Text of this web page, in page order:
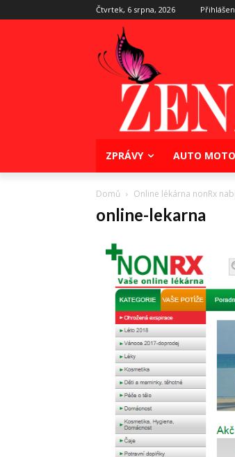
Čtvrtek, 6 srpna, 2026
ZPRÁVY AUTO MOTO
Domů Online lékárna nonRx
online-lekarna